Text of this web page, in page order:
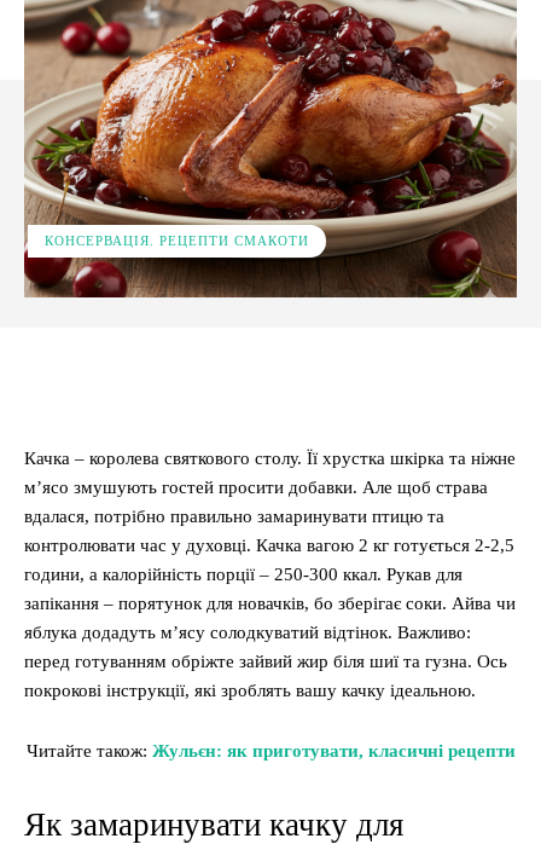
КОНСЕРВАЦІЯ. РЕЦЕПТИ СМАКОТИ
Качка – королева святкового столу. Її хрустка шкірка та ніжне
м’ясо змушують гостей просити добавки. Але щоб страва
вдалася, потрібно правильно замаринувати птицю та
контролювати час у духовці. Качка вагою 2 кг готується 2-2,5
години, а калорійність порції – 250-300 ккал. Рукав для
запікання – порятунок для новачків, бо зберігає соки. Айва чи
яблука додадуть м’ясу солодкуватий відтінок. Важливо:
перед готуванням обріжте зайвий жир біля шиї та гузна. Ось
покрокові інструкції, які зроблять вашу качку ідеальною.
Читайте також: Жульєн: як приготувати, класичні рецепти
Як замаринувати качку для